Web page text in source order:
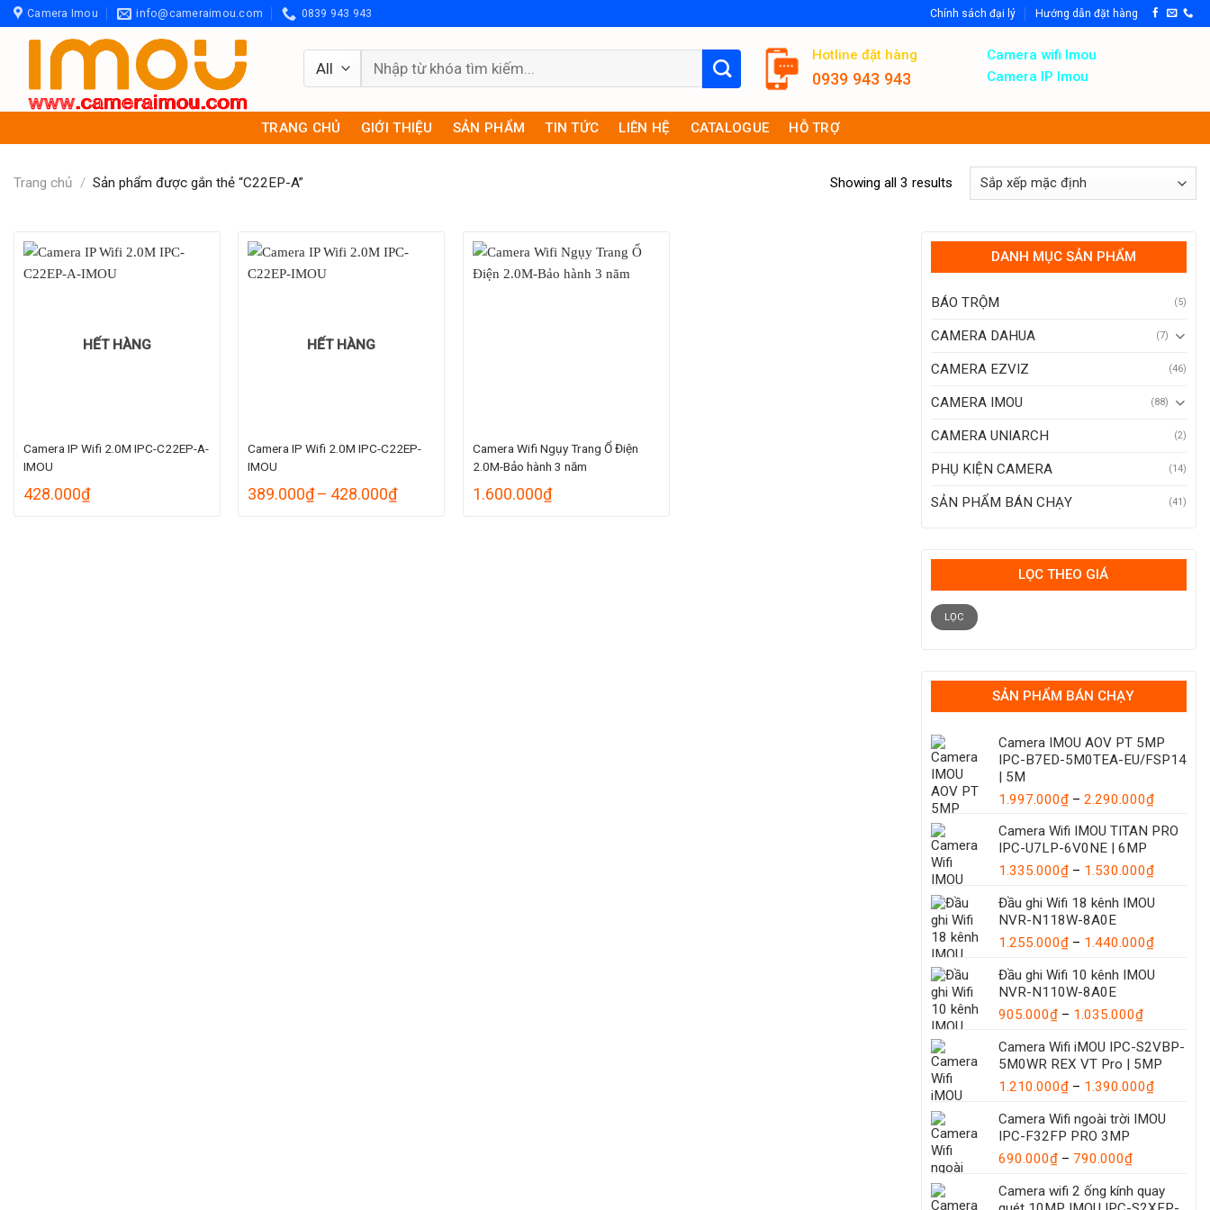
Skip
to
Camera Imou info@cameraimou.com 0839 943 943 Chính sách đại lý Hướng dẫn đặt hàng
Tìm
kiếm:
Hotline đặt hàng
0939 943 943
Camera wifi Imou
Camera IP Imou
TRANG CHỦ GIỚI THIỆU SẢN PHẨM TIN TỨC LIÊN HỆ CATALOGUE HỖ TRỢ
Trang chủ / Sản phẩm được gắn thẻ “C22EP-A” Showing all 3 results
HẾT HÀNG
Camera IP Wifi 2.0M IPC-C22EP-A-
IMOU
428.000₫
HẾT HÀNG
Camera IP Wifi 2.0M IPC-C22EP-
IMOU
389.000₫– 428.000₫Khoảng
giá:
Camera Wifi Ngụy Trang Ổ Điện
2.0M-Bảo hành 3 năm
1.600.000₫
DANH MỤC SẢN PHẨM
BÁO TRỘM (5)
CAMERA DAHUA (7)
CAMERA EZVIZ (46)
CAMERA IMOU (88)
CAMERA UNIARCH (2)
PHỤ KIỆN CAMERA (14)
SẢN PHẨM BÁN CHẠY (41)
LỌC THEO GIÁ
Giá
tối
thiểu
Giá
tối
đa
LỌC
SẢN PHẨM BÁN CHẠY
Camera IMOU AOV PT 5MP
IPC-B7ED-5M0TEA-EU/FSP14
| 5M
1.997.000₫ – 2.290.000₫Khoảng
từ
đến
Camera Wifi IMOU TITAN PRO
IPC-U7LP-6V0NE | 6MP
1.335.000₫ – 1.530.000₫Khoảng
từ
đến
Đầu ghi Wifi 18 kênh IMOU
NVR-N118W-8A0E
1.255.000₫ – 1.440.000₫Khoảng
từ
Đầu ghi Wifi 10 kênh IMOU
NVR-N110W-8A0E
905.000₫ – 1.035.000₫Khoảng
từ
905.000₫
đến
Camera Wifi iMOU IPC-S2VBP-
5M0WR REX VT Pro | 5MP
1.210.000₫ – 1.390.000₫Khoảng
từ
Camera Wifi ngoài trời IMOU
IPC-F32FP PRO 3MP
690.000₫ – 790.000₫Khoảng
từ
Camera wifi 2 ống kính quay